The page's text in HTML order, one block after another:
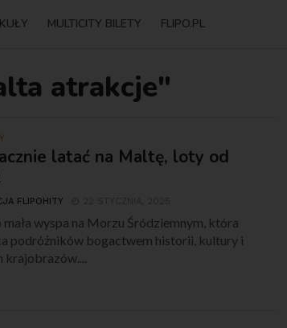
MULTICITY BILETY FLIPO.PL
atrakcje"
latać na Maltę, loty od
FLIPOHITY
wyspa na Morzu Śródziemnym, która
podróżników bogactwem historii, kultury i
krajobrazów....